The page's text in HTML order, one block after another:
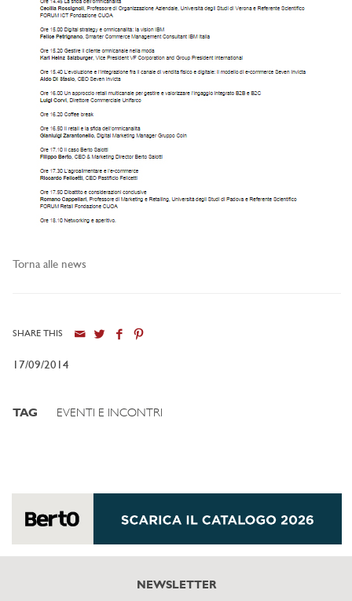
Torna alle news
SHARE THIS
17/09/2014
TAG EVENTI E INCONTRI
NEWSLETTER